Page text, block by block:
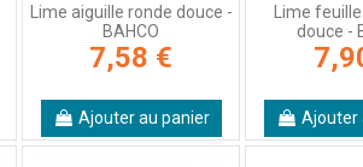
Lime aiguille ronde douce -
BAHCO
7,58 €
Ajouter au panier
Lime
douce -
Ajouter